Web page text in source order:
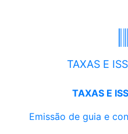
TAXAS E
TAXAS E
Emissão de guia e